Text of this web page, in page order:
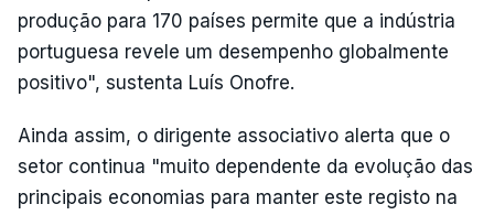
produção para 170 países permite que a indústria
portuguesa revele um desempenho globalmente
positivo", sustenta Luís Onofre.
Ainda assim, o dirigente associativo alerta que o
setor continua "muito dependente da evolução das
principais economias para manter este registo na